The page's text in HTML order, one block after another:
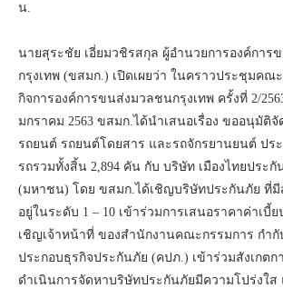
น.
นายสุระชัย เอี่ยมวชิรสกุล ผู้อำนวยการองค์การ
กรุงเทพ (ขสมก.) เปิดเผยว่า ในคราวประชุมคณ
กิจการองค์การขนส่งมวลชนกรุงเทพ ครั้งที่ 2/
มกราคม 2563 ขสมก.ได้นำเสนอเรื่อง ขออนุมัติ
รถยนต์ รถยนต์โดยสาร และรถจักรยานยนต์ ปร
รถรวมทั้งสิ้น 2,894 คัน กับ บริษัท เมืองไทยประกั
(มหาชน) โดย ขสมก.ได้เชิญบริษัทประกันภัย ที่มี
อยู่ในระดับ 1 – 10 เข้าร่วมการเสนอราคาค่าเบี้
เชิญเจ้าหน้าที่ ของสำนักงานคณะกรรมการ กำกั
ประกอบธุรกิจประกันภัย (คปภ.) เข้าร่วมสังเกตก
ดำเนินการจัดหาบริษัทประกันภัยมีความโปร่งใส